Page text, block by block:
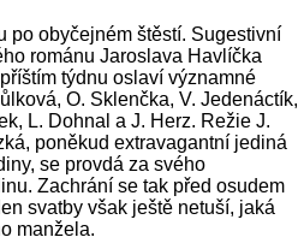
po obyčejném štěstí. Sugestivní
románu Jaroslava Havlíčka
týdnu oslaví významné
O. Sklenčka, V. Jedenáctík,
L. Dohnal a J. Herz. Režie J.
poněkud extravagantní jediná
se provdá za svého
Zachrání se tak před osudem
svatby však ještě netuší, jaká
manžela.